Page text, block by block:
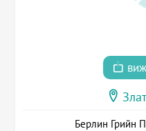
Берлин Грийн